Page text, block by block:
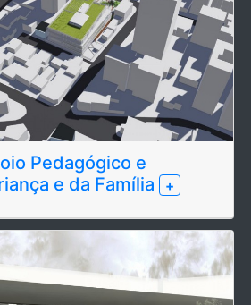
Pedagógico e
e da Família
+